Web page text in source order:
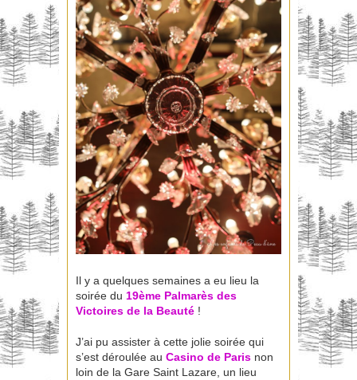
Il y a quelques semaines a eu lieu la
soirée du 19ème Palmarès des
Victoires de la Beauté !
J’ai pu assister à cette jolie soirée qui
s’est déroulée au Casino de Paris non
loin de la Gare Saint Lazare, un lieu